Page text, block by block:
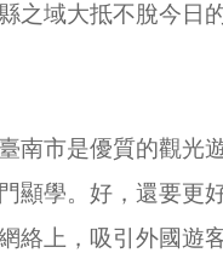
之域大抵不脫今日
南市是優質的觀光
顯學。好，還要更
絡上，吸引外國遊